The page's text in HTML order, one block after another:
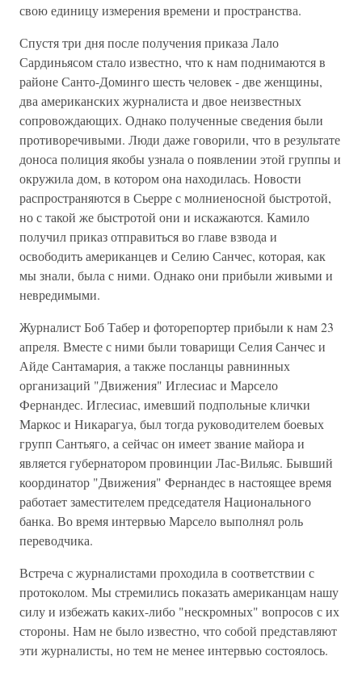
свою единицу измерения времени и пространства.
Спустя три дня после получения приказа Лало
Сардиньясом стало известно, что к нам поднимаются в
районе Санто-Доминго шесть человек - две женщины,
два американских журналиста и двое неизвестных
сопровождающих. Однако полученные сведения были
противоречивыми. Люди даже говорили, что в результате
доноса полиция якобы узнала о появлении этой группы и
окружила дом, в котором она находилась. Новости
распространяются в Сьерре с молниеносной быстротой,
но с такой же быстротой они и искажаются. Камило
получил приказ отправиться во главе взвода и
освободить американцев и Селию Санчес, которая, как
мы знали, была с ними. Однако они прибыли живыми и
невредимыми.
Журналист Боб Табер и фоторепортер прибыли к нам 23
апреля. Вместе с ними были товарищи Селия Санчес и
Айде Сантамария, а также посланцы равнинных
организаций "Движения" Иглесиас и Марсело
Фернандес. Иглесиас, имевший подпольные клички
Маркос и Никарагуа, был тогда руководителем боевых
групп Сантьяго, а сейчас он имеет звание майора и
является губернатором провинции Лас-Вильяс. Бывший
координатор "Движения" Фернандес в настоящее время
работает заместителем председателя Национального
банка. Во время интервью Марсело выполнял роль
переводчика.
Встреча с журналистами проходила в соответствии с
протоколом. Мы стремились показать американцам нашу
силу и избежать каких-либо "нескромных" вопросов с их
стороны. Нам не было известно, что собой представляют
эти журналисты, но тем не менее интервью состоялось.